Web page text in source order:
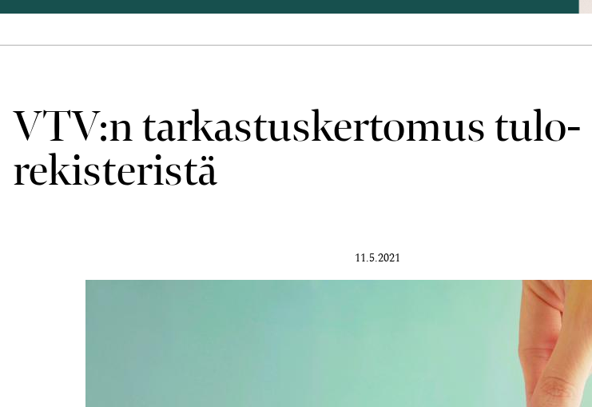
VTV:n tarkastus­kertomus tulo­
rekisteristä
11.5.2021